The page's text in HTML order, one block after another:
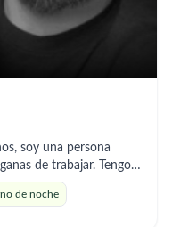
para la familia.
soy una persona
de trabajar. Tengo
y realizando tareas de
de noche